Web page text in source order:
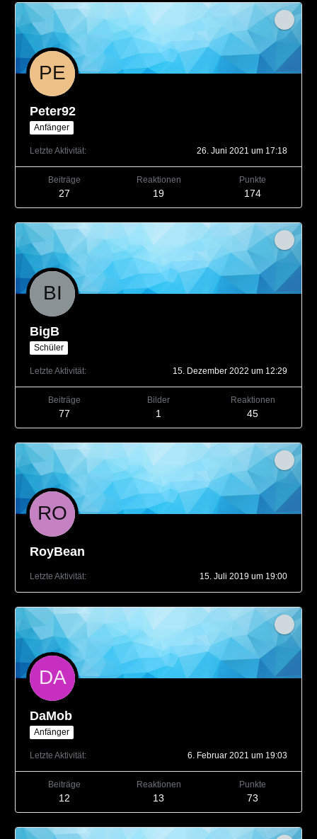
Peter92
Anfänger
Letzte Aktivität 26. Juni 2021 um 17:18
Beiträge
27
Reaktionen
19
Punkte
174
BigB
Schüler
Letzte Aktivität 15. Dezember 2022 um 12:29
Beiträge
77
Bilder
1
Reaktionen
45
RoyBean
Letzte Aktivität 15. Juli 2019 um 19:00
DaMob
Anfänger
Letzte Aktivität 6. Februar 2021 um 19:03
Beiträge
12
Reaktionen
13
Punkte
73